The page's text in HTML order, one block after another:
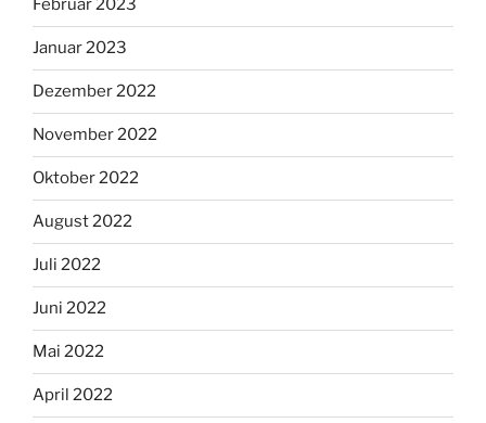
Februar 2023
Januar 2023
Dezember 2022
November 2022
Oktober 2022
August 2022
Juli 2022
Juni 2022
Mai 2022
April 2022